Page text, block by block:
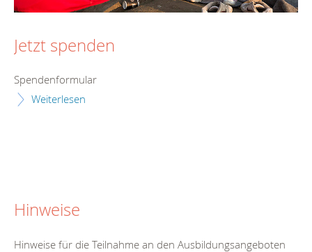
Jetzt spenden
Spendenformular
Weiterlesen
Hinweise
Hinweise für die Teilnahme an den Ausbildungsangeboten